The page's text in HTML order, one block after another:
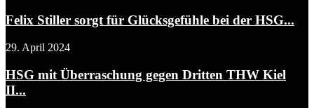
Felix Stiller sorgt für Glücksgefühle bei der HSG...
29. April 2024
HSG mit Überraschung gegen Dritten THW Kiel
II...